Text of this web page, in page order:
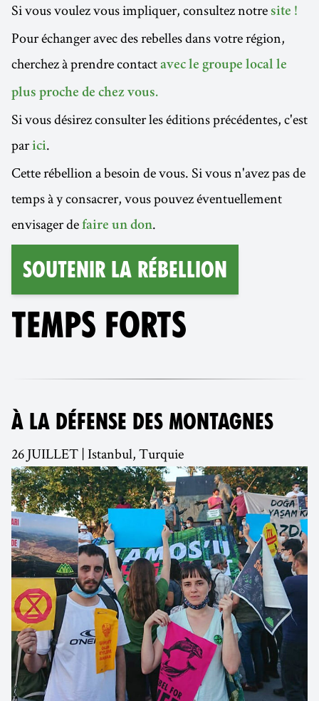
Si vous voulez vous impliquer, consultez notre site !
Pour échanger avec des rebelles dans votre région,
cherchez à prendre contact avec le groupe local le
plus proche de chez vous.
Si vous désirez consulter les éditions précédentes, c'est
parici.
Cette rébellion a besoin de vous. Si vous n'avez pas de
temps à y consacrer, vous pouvez éventuellement
envisager de faire un don.
Soutenir la Rébellion
TEMPS FORTS
À LA DÉFENSE DES MONTAGNES
26 JUILLET | Istanbul, Turquie